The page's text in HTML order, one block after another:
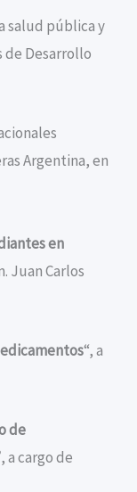
salud pública y
de Desarrollo
Argentina, en
en
Juan Carlos
“, a
de
, a cargo de